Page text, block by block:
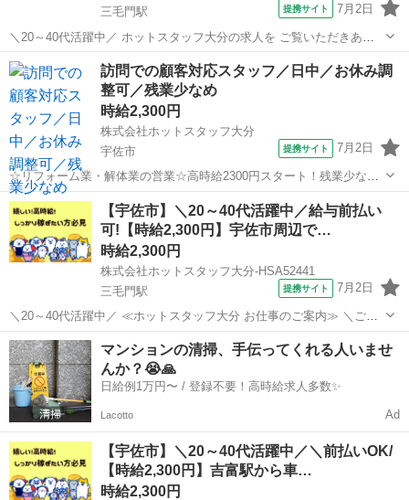
三毛門駅
提携サイト 7月2日
＼20～40代活躍中／ ホットスタッフ大分の求人を ご覧いただきあり
がとうございます▼・ω・▽ ＼ ご紹介するお仕事のPOINT / ◆平日休
みで予定が組みやすい ◆業種未経験でもOK ◆オフィスカジュアルな
服装で働け...
大分 宇佐市 三毛門駅 営業
訪問での顧客対応スタッフ／日中／お休み調
整可／残業少なめ
時給2,300円
株式会社ホットスタッフ大分
宇佐市
提携サイト 7月2日
☆リフォーム業・解体業の営業☆高時給2300円スタート！残業少なめ
／未経験OK／平日2日間希望休を選べる 【仕事内容】 —————☆お
仕事内容☆————— 各地域を周ってリフォームや解体などの 訪問販
売・訪問営業をしてい...
大分 宇佐市 営業
【宇佐市】＼20～40代活躍中／給与前払い
可!【時給2,300円】宇佐市周辺で…
時給2,300円
株式会社ホットスタッフ大分-HSA52441
三毛門駅
提携サイト 7月2日
＼20～40代活躍中／ ≪ホットスタッフ大分 お仕事のご案内≫ ＼ご紹
介するお仕事のPOINT♪/ ◆平日休みで予定が組みやすい ◆業種未経験
でもOK ◆オフィスカジュアルな服装で働ける ◆残業少なめで家庭時
間を大切にでき...
大分 宇佐市 営業
マンションの清掃、手伝ってくれる人いませ
んか？😭🙏
日給例1万円〜 / 登録不要！高時給求人多数✨
Lacotto Ad
【宇佐市】＼20～40代活躍中／＼前払いOK/
【時給2,300円】吉富駅から車…
時給2,300円